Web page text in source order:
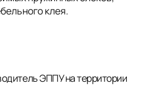
клея.
ЭППУ на территории